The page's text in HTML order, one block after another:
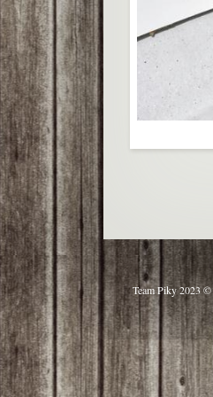
Team Piky 2023 ©